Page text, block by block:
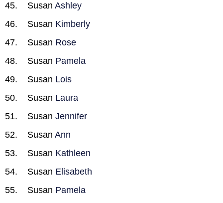
Susan Ashley
Susan Kimberly
Susan Rose
Susan Pamela
Susan Lois
Susan Laura
Susan Jennifer
Susan Ann
Susan Kathleen
Susan Elisabeth
Susan Pamela